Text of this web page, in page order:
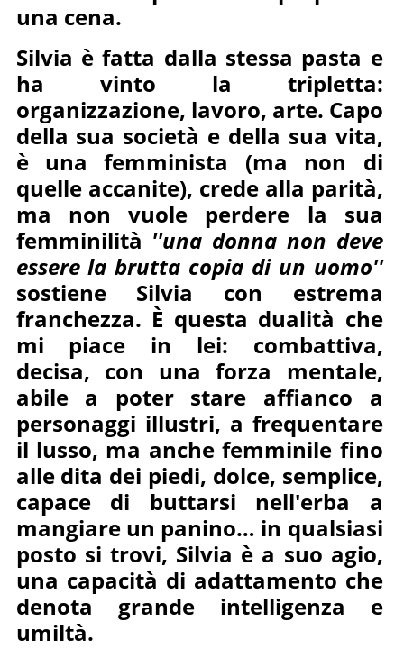
una cena.
Silvia è fatta dalla stessa pasta e
ha vinto la tripletta:
organizzazione, lavoro, arte. Capo
della sua società e della sua vita,
è una femminista (ma non di
quelle accanite), crede alla parità,
ma non vuole perdere la sua
femminilità ''una donna non deve
essere la brutta copia di un uomo''
sostiene Silvia con estrema
franchezza. È questa dualità che
mi piace in lei: combattiva,
decisa, con una forza mentale,
abile a poter stare affianco a
personaggi illustri, a frequentare
il lusso, ma anche femminile fino
alle dita dei piedi, dolce, semplice,
capace di buttarsi nell'erba a
mangiare un panino… in qualsiasi
posto si trovi, Silvia è a suo agio,
una capacità di adattamento che
denota grande intelligenza e
umiltà.